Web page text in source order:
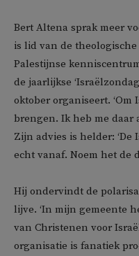
Bert Altena sprak meer
is lid van de
Palestijnse
de jaarlijkse
oktober organiseert.
brengen. Ik heb me daar
Zijn advies is helder: ‘De
echt vanaf. Noem het de
Hij ondervindt de
lijve. ‘In mijn gemeente
van Christenen voor
organisatie is fanatiek